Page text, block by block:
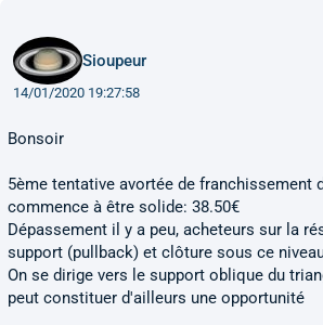
Sioupeur
14/01/2020 19:27:58
Bonsoir
5ème tentative avortée de franchissement
commence à être solide: 38.50€
Dépassement il y a peu, acheteurs sur la
support (pullback) et clôture sous ce
On se dirige vers le support oblique du
peut constituer d'ailleurs une opportunité